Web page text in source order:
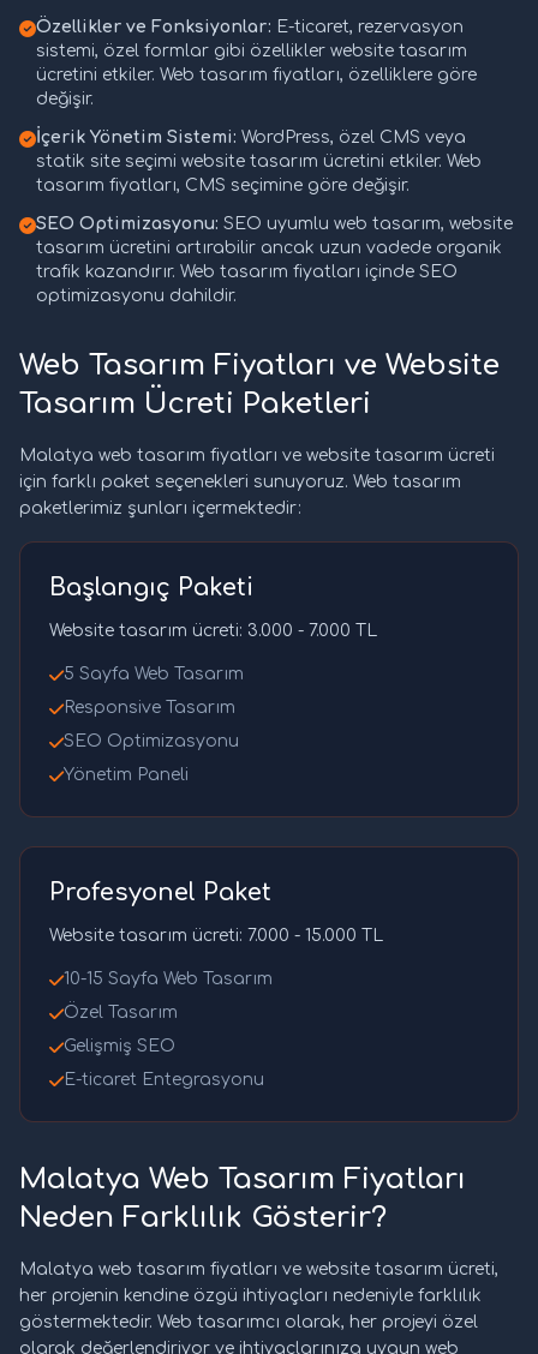
Özellikler ve Fonksiyonlar: E-ticaret, rezervasyon
sistemi, özel formlar gibi özellikler website tasarım
ücretini etkiler. Web tasarım fiyatları, özelliklere göre
değişir.
İçerik Yönetim Sistemi: WordPress, özel CMS veya
statik site seçimi website tasarım ücretini etkiler. Web
tasarım fiyatları, CMS seçimine göre değişir.
SEO Optimizasyonu: SEO uyumlu web tasarım, website
tasarım ücretini artırabilir ancak uzun vadede organik
trafik kazandırır. Web tasarım fiyatları içinde SEO
optimizasyonu dahildir.
Web Tasarım Fiyatları ve Website
Tasarım Ücreti Paketleri
Malatya web tasarım fiyatları ve website tasarım ücreti
için farklı paket seçenekleri sunuyoruz. Web tasarım
paketlerimiz şunları içermektedir:
Başlangıç Paketi
Website tasarım ücreti: 3.000 - 7.000 TL
5 Sayfa Web Tasarım
Responsive Tasarım
SEO Optimizasyonu
Yönetim Paneli
Profesyonel Paket
Website tasarım ücreti: 7.000 - 15.000 TL
10-15 Sayfa Web Tasarım
Özel Tasarım
Gelişmiş SEO
E-ticaret Entegrasyonu
Malatya Web Tasarım Fiyatları
Neden Farklılık Gösterir?
Malatya web tasarım fiyatları ve website tasarım ücreti,
her projenin kendine özgü ihtiyaçları nedeniyle farklılık
göstermektedir. Web tasarımcı olarak, her projeyi özel
olarak değerlendiriyor ve ihtiyaçlarınıza uygun web